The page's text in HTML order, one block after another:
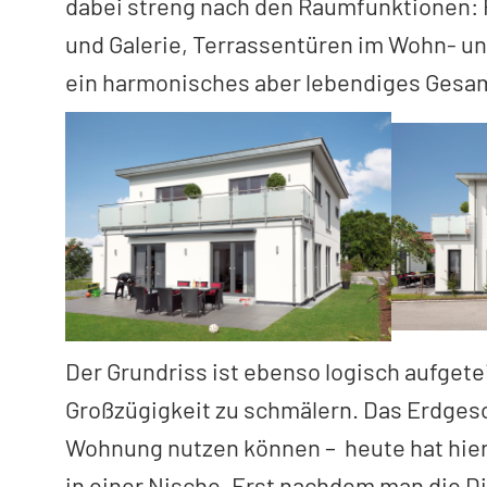
und Galerie, Terrassentüren im Wohn-
ein harmonisches aber lebendiges
Der Grundriss ist ebenso logisch
Großzügigkeit zu schmälern. Das
Wohnung nutzen können – heute hat